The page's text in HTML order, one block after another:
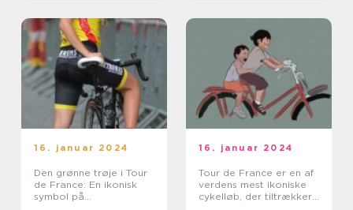
hvert år
16. januar 2024
Den grønne trøje i Tour
de France: En ikonisk
symbol på
16. januar 2024
Tour de France er en af
verdens mest ikoniske
cykelløb, der tiltrækker